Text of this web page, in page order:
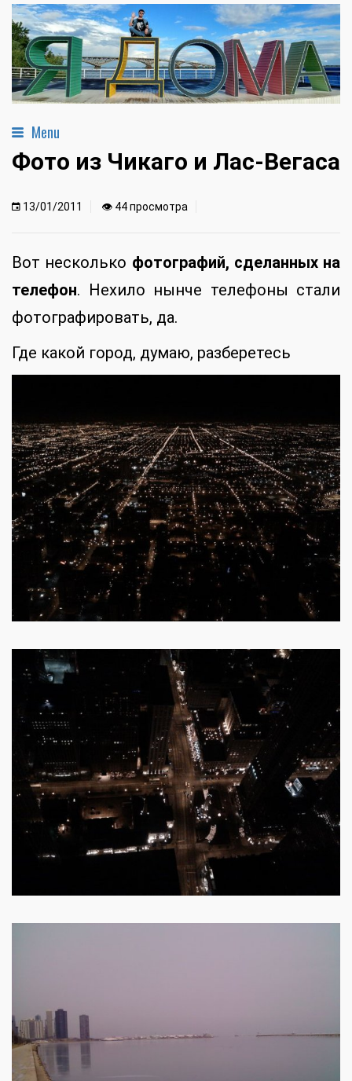
Menu
Фото из Чикаго и Лас-Вегаса
13/01/2011 👁 44 просмотра
Вот несколько фотографий, сделанных на
телефон. Нехило нынче телефоны стали
фотографировать, да.
Где какой город, думаю, разберетесь